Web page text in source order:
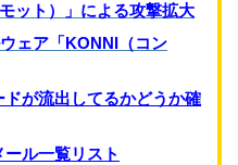
ット）」による攻撃拡大
ェア「KONNI（コン
が流出してるかどうか確
ル一覧リスト